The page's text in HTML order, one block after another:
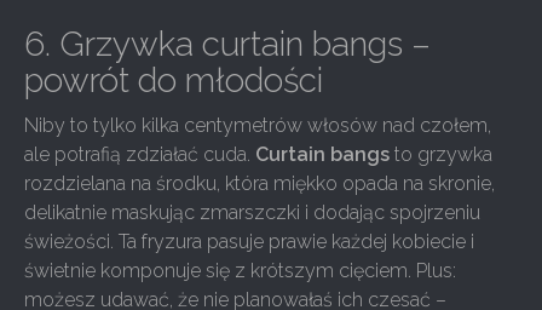
6. Grzywka curtain bangs –
powrót do młodości
Niby to tylko kilka centymetrów włosów nad czołem,
ale potrafią zdziałać cuda. Curtain bangs to grzywka
rozdzielana na środku, która miękko opada na skronie,
delikatnie maskując zmarszczki i dodając spojrzeniu
świeżości. Ta fryzura pasuje prawie każdej kobiecie i
świetnie komponuje się z krótszym cięciem. Plus:
możesz udawać, że nie planowałaś ich czesać –